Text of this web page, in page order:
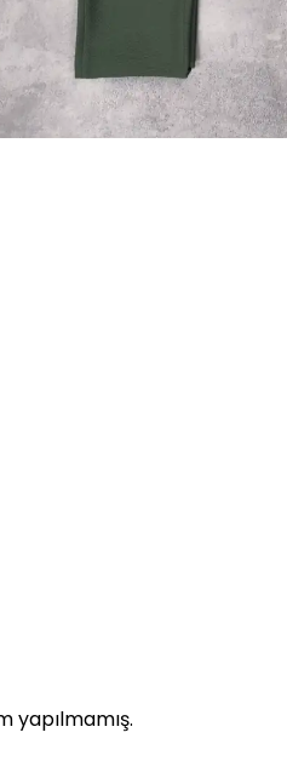
yapılmamış.